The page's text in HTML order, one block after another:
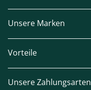
Unsere Marken
Vorteile
Unsere Zahlungsarten